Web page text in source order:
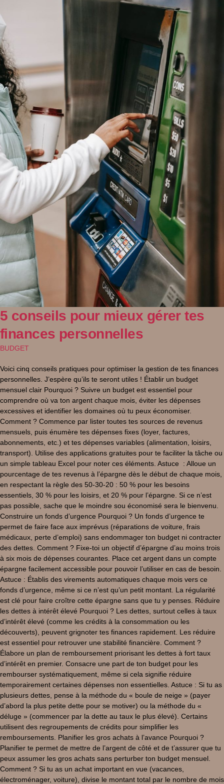
5 conseils pour mieux gérer tes
finances personnelles
BUDGET
Voici cinq conseils pratiques pour optimiser la gestion de tes finances
personnelles. J’espère qu’ils te seront utiles ! Établir un budget
mensuel clair Pourquoi ? Suivre un budget est essentiel pour
comprendre où va ton argent chaque mois, éviter les dépenses
excessives et identifier les domaines où tu peux économiser.
Comment ? Commence par lister toutes tes sources de revenus
mensuels, puis énumère tes dépenses fixes (loyer, factures,
abonnements, etc.) et tes dépenses variables (alimentation, loisirs,
transport). Utilise des applications gratuites pour te faciliter la tâche ou
un simple tableau Excel pour noter ces éléments. Astuce : Alloue un
pourcentage de tes revenus à l’épargne dès le début de chaque mois,
en respectant la règle des 50-30-20 : 50 % pour les besoins
essentiels, 30 % pour les loisirs, et 20 % pour l’épargne. Si ce n’est
pas possible, sache que le moindre sou économisé sera le bienvenu.
Construire un fonds d’urgence Pourquoi ? Un fonds d’urgence te
permet de faire face aux imprévus (réparations de voiture, frais
médicaux, perte d’emploi) sans endommager ton budget ni contracter
des dettes. Comment ? Fixe-toi un objectif d’épargne d’au moins trois
à six mois de dépenses courantes. Place cet argent dans un compte
épargne facilement accessible pour pouvoir l’utiliser en cas de besoin.
Astuce : Établis des virements automatiques chaque mois vers ce
fonds d’urgence, même si ce n’est qu’un petit montant. La régularité
est clé pour faire croître cette épargne sans que tu y penses. Réduire
les dettes à intérêt élevé Pourquoi ? Les dettes, surtout celles à taux
d’intérêt élevé (comme les crédits à la consommation ou les
découverts), peuvent grignoter tes finances rapidement. Les réduire
est essentiel pour retrouver une stabilité financière. Comment ?
Élabore un plan de remboursement priorisant les dettes à fort taux
d’intérêt en premier. Consacre une part de ton budget pour les
rembourser systématiquement, même si cela signifie réduire
temporairement certaines dépenses non essentielles. Astuce : Si tu as
plusieurs dettes, pense à la méthode du « boule de neige » (payer
d’abord la plus petite dette pour se motiver) ou la méthode du «
déluge » (commencer par la dette au taux le plus élevé). Certains
utilisent des regroupements de crédits pour simplifier les
remboursements. Planifier les gros achats à l’avance Pourquoi ?
Planifier te permet de mettre de l’argent de côté et de t’assurer que tu
peux assumer les gros achats sans perturber ton budget mensuel.
Comment ? Si tu as un achat important en vue (vacances,
électroménager, voiture), divise le montant total par le nombre de mois